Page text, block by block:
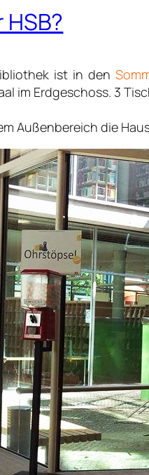
ist in den
im Erdgeschoss. 3
Außenbereich die